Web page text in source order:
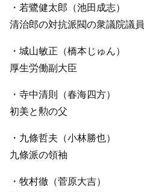
・若鷺健太郎（池田成志）
清治郎の対抗派閥の衆議院議員
・城山敏正（橋本じゅん）
厚生労働副大臣
・寺中清則（春海四方）
初美と勲の父
・九條哲夫（小林勝也）
九條派の領袖
・牧村徹（菅原大吉）